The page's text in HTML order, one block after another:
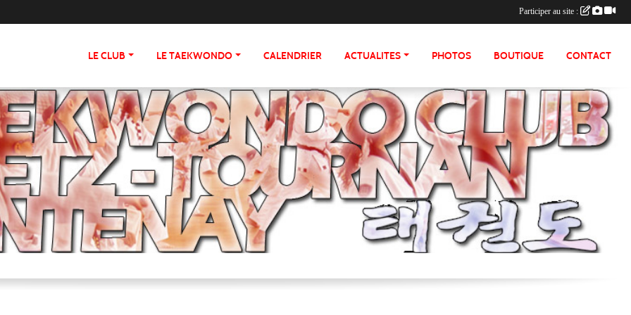
LE CLUB LE TAEKWONDO CALENDRIER ACTUALITES PHOTOS BOUTIQUE CONTACT
Participer au site :